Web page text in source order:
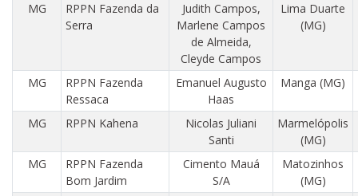
MG
RPPN Fazenda da
Serra
Judith Campos,
Marlene Campos
de Almeida,
Cleyde Campos
Lima Duarte
(MG)
MG
RPPN Fazenda
Ressaca
Emanuel Augusto
Haas
Manga (MG)
MG RPPN Kahena
Nicolas Juliani
Santi
Marmelópolis
(MG)
MG
RPPN Fazenda
Bom Jardim
Cimento Mauá
S/A
Matozinhos
(MG)